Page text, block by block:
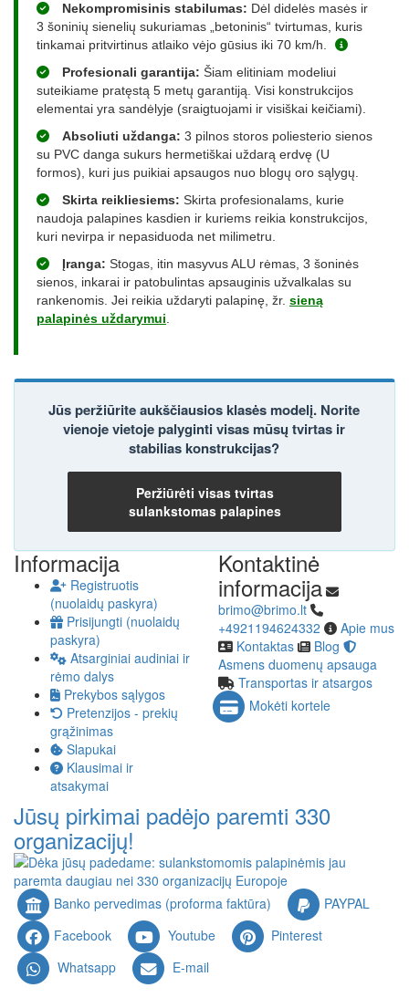
Nekompromisinis stabilumas: Dėl didelės masės ir
3 šoninių sienelių sukuriamas „betoninis“ tvirtumas, kuris
tinkamai pritvirtinus atlaiko vėjo gūsius iki 70 km/h.
Profesionali garantija: Šiam elitiniam modeliui
suteikiame pratęstą 5 metų garantiją. Visi konstrukcijos
elementai yra sandėlyje (sraigtuojami ir visiškai keičiami).
Absoliuti uždanga: 3 pilnos storos poliesterio sienos
su PVC danga sukurs hermetiškai uždarą erdvę (U
formos), kuri jus puikiai apsaugos nuo blogų oro sąlygų.
Skirta reikliesiems: Skirta profesionalams, kurie
naudoja palapines kasdien ir kuriems reikia konstrukcijos,
kuri nevirpa ir nepasiduoda net milimetru.
Įranga: Stogas, itin masyvus ALU rėmas, 3 šoninės
sienos, inkarai ir patobulintas apsauginis užvalkalas su
rankenomis. Jei reikia uždaryti palapinę, žr. sieną
palapinės uždarymui
Jūs peržiūrite aukščiausios klasės modelį. Norite
vienoje vietoje palyginti visas mūsų tvirtas ir
stabilias konstrukcijas?
Peržiūrėti visas tvirtas
sulankstomas palapines
Informacija
Registruotis
(nuolaidų paskyra)
Prisijungti (nuolaidų
paskyra)
Atsarginiai audiniai ir
rėmo dalys
Prekybos sąlygos
Pretenzijos - prekių
grąžinimas
Slapukai
Klausimai ir
atsakymai
Kontaktinė
informacija
brimo@brimo.lt
+4921194624332
Apie mus
Kontaktas
Blog
Asmens duomenų apsauga
Transportas ir atsargos
Jūsų pirkimai padėjo paremti 330
organizacijų!
Mokėti kortele
Banko pervedimas (proforma faktūra)
PAYPAL
Facebook
Youtube
Pinterest
Whatsapp
E-mail